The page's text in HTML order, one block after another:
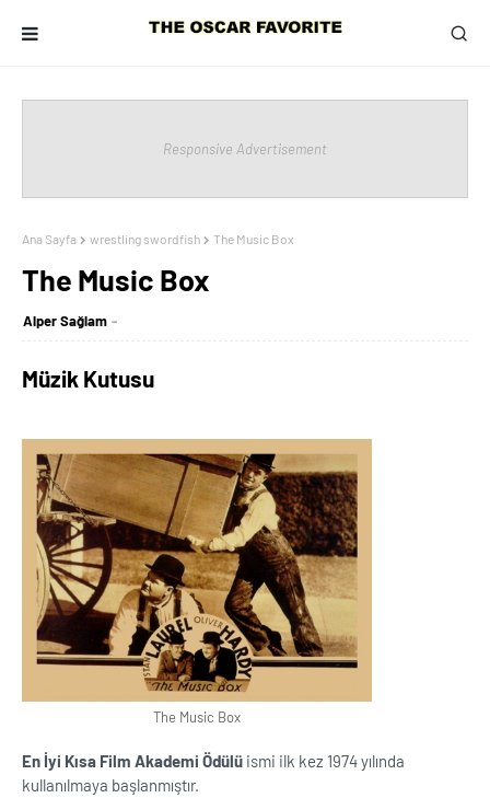
Responsive Advertisement
Ana Sayfa wrestling swordfish The Music Box
The Music Box
Alper Sağlam
Müzik Kutusu
The Music Box
En İyi Kısa Film Akademi Ödülü ismi ilk kez 1974 yılında
kullanılmaya başlanmıştır.